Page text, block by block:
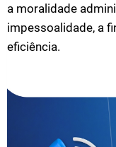
a moralidade
impessoalidade, a
eficiência.